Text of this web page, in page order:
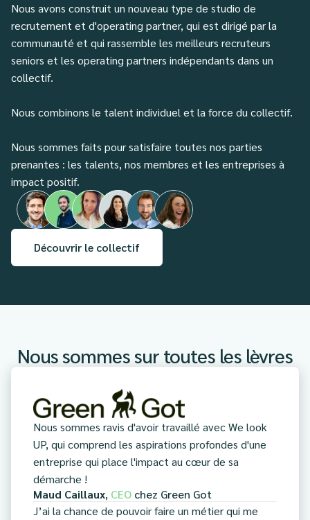
Nous avons construit un nouveau type de studio de
recrutement et d'operating partner, qui est dirigé par la
communauté et qui rassemble les meilleurs recruteurs
seniors et les operating partners indépendants dans un
collectif.
Nous combinons le talent individuel et la force du collectif.
Nous sommes faits pour satisfaire toutes nos parties
prenantes : les talents, nos membres et les entreprises à
impact positif.
Découvrir le collectif
Nous sommes sur toutes les lèvres
Nous sommes ravis d'avoir travaillé avec We look
UP, qui comprend les aspirations profondes d'une
entreprise qui place l'impact au cœur de sa
démarche !
Maud Caillaux, CEO chez Green Got
J’ai la chance de pouvoir faire un métier qui me